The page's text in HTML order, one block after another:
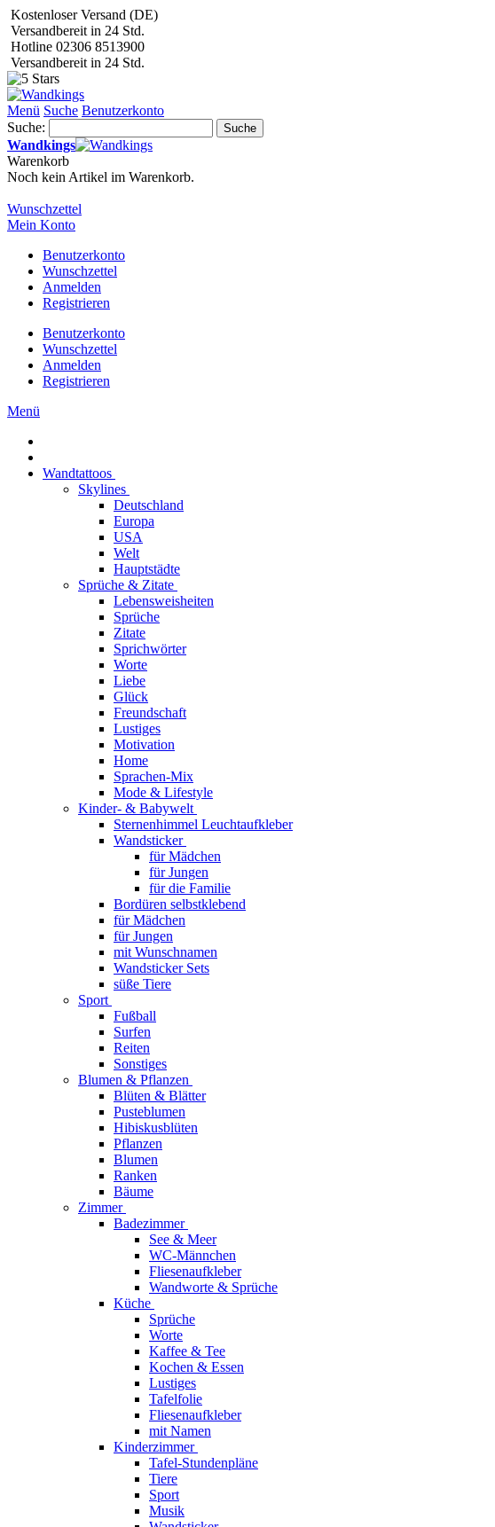
Kostenloser Versand (DE)
Versandbereit in 24 Std.
Hotline 02306 8513900
Versandbereit in 24 Std.
Menü Suche Benutzerkonto
Suche:
Suche
Wandkings
Warenkorb
Noch kein Artikel im Warenkorb.
Wunschzettel
Mein Konto
Benutzerkonto
Wunschzettel
Anmelden
Registrieren
Benutzerkonto
Wunschzettel
Anmelden
Registrieren
Menü
Wandtattoos
Skylines
Deutschland
Europa
USA
Welt
Hauptstädte
Sprüche & Zitate
Lebensweisheiten
Sprüche
Zitate
Sprichwörter
Worte
Liebe
Glück
Freundschaft
Lustiges
Motivation
Home
Sprachen-Mix
Mode & Lifestyle
Kinder- & Babywelt
Sternenhimmel Leuchtaufkleber
Wandsticker
für Mädchen
für Jungen
für die Familie
Bordüren selbstklebend
für Mädchen
für Jungen
mit Wunschnamen
Wandsticker Sets
süße Tiere
Sport
Fußball
Surfen
Reiten
Sonstiges
Blumen & Pflanzen
Blüten & Blätter
Pusteblumen
Hibiskusblüten
Pflanzen
Blumen
Ranken
Bäume
Zimmer
Badezimmer
See & Meer
WC-Männchen
Fliesenaufkleber
Wandworte & Sprüche
Küche
Sprüche
Worte
Kaffee & Tee
Kochen & Essen
Lustiges
Tafelfolie
Fliesenaufkleber
mit Namen
Kinderzimmer
Tafel-Stundenpläne
Tiere
Sport
Musik